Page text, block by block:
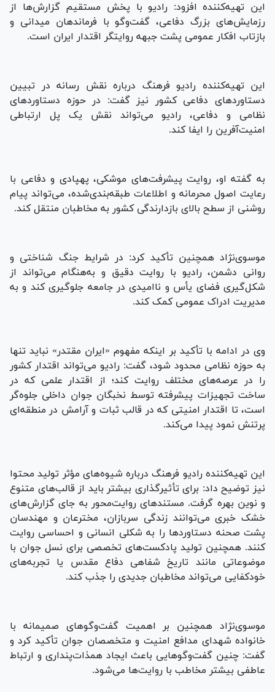
این تهیه‌کننده افزود: رادیو با پخش مستقیم گزارش‌ها از
رزمایش‌های بزرگ دفاعی، گفت‌وگو با فرماندهان میدانی و
بازتاب افکار عمومی پشت جبهه روایتگر اقتدار ایران است.
این تهیه‌کننده رادیو فرهنگ درباره نقش رسانه در تبیین
دستاوردهای دفاعی کشور نیز گفت: در حوزه دستاوردهای
نظامی و دفاعی، رادیو می‌تواند نقش یک پل ارتباطی
امنیت‌آفرین را ایفا کند.
به گفته او، روایت پیشرفت‌های موشکی، پهپادی و دفاعی با
رعایت اصول محرمانه و اطلاعات طبقه‌بندی‌شده، می‌تواند پیام
روشنی از سطح بالای بازدارندگی کشور به مخاطبان منتقل کند.
موسوی‌نژاد همچنین تأکید کرد: در شرایط جنگ شناختی و
روانی دشمن، رادیو با روایت دقیق و به‌هنگام می‌تواند از
شکل‌گیری فضای یأس و ناامیدی در جامعه جلوگیری کند و به
مدیریت ادراک عمومی کمک کند.
وی در ادامه با تأکید بر اینکه مفهوم «ایران مقتدر» نباید تنها
به حوزه نظامی محدود شود، گفت: رادیو می‌تواند اقتدار کشور
را در عرصه‌های مختلف روایت کند؛ از اقتدار علمی که در
ساخت تجهیزات پیشرفته توسط نخبگان جوان داخلی جلوه‌گر
است، تا اقتدار امنیتی که در قالب ثبات و آرامش در منطقه‌ای
پرتنش نمود پیدا می‌کند.
این تهیه‌کننده رادیو فرهنگ درباره شیوه‌های مؤثر تولید محتوا
نیز توضیح داد: برای تأثیرگذاری بیشتر باید از قالب‌های متنوع
و نوین بهره گرفت. مستندهای روایت‌محور به جای گزارش‌های
خشک خبری می‌توانند زندگی سربازان، مخترعان و مهندسان
پشت صحنه دستاوردها را به شکلی انسانی و احساسی روایت
کنند. همچنین تولید پادکست‌های تخصصی برای نسل جوان با
موضوعاتی مانند تاریخ شفاهی دفاع مقدس یا تجربه‌های
خودکفایی می‌تواند مخاطبان جدیدی را جذب کند.
موسوی‌نژاد همچنین بر اهمیت گفت‌وگوهای صمیمانه با
خانواده شهدای مدافع امنیت و متخصصان جوان تأکید کرد و
گفت: چنین گفت‌وگوهایی باعث ایجاد همذات‌پنداری و ارتباط
عاطفی بیشتر مخاطب با روایت‌ها می‌شود.